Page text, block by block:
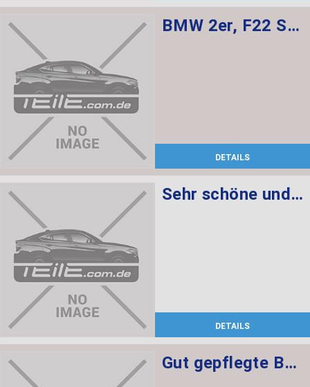
BMW 2er, F22 Sensatec innenausstattung, Sportsitze sind elekt. verstellbar mit memory, Sitzheizung für Fahrer und Beifahrer
DETAILS
Sehr schöne und gepflegte Innenausstattung für BMW F22
DETAILS
Gut gepflegte BMW 2er F22 Lederausstattung mit Sitzheizung, elekt. Sitzen + Memory für Fahrer